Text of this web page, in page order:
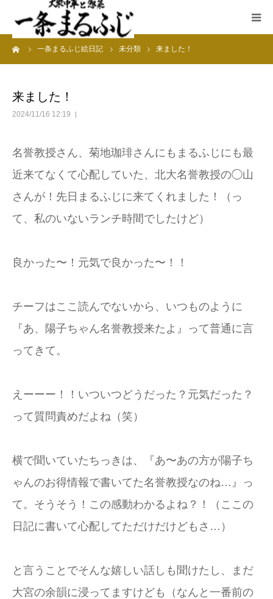
一条まるふじ絵日記 未分類 来ました！
来ました！
2024/11/16 12:19
名誉教授さん、菊地珈琲さんにもまるふじにも最
近来てなくて心配していた、北大名誉教授の◯山
さんが！先日まるふじに来てくれました！（っ
て、私のいないランチ時間でしたけど）
良かった〜！元気で良かった〜！！
チーフはここ読んでないから、いつものように
『あ、陽子ちゃん名誉教授来たよ』って普通に言
ってきて。
えーーー！！いついつどうだった？元気だった？
って質問責めだよね（笑）
横で聞いていたちっきは、『あ〜あの方が陽子ち
ゃんのお得情報で書いてた名誉教授なのね…』っ
て。そうそう！この感動わかるよね？！（ここの
日記に書いて心配してただけだけどもさ…）
と言うことでそんな嬉しい話しも聞けたし、まだ
大宮の余韻に浸ってますけども（なんと一番前の
HOME
宴会
ランチ
採用情報
加藤商店TOP